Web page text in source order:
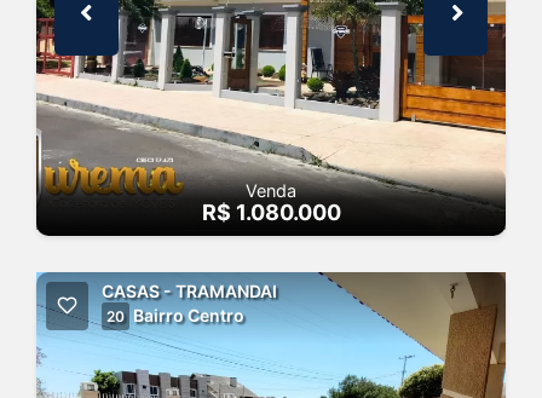
Venda
R$ 1.080.000
CASAS - TRAMANDAI
20 Bairro Centro